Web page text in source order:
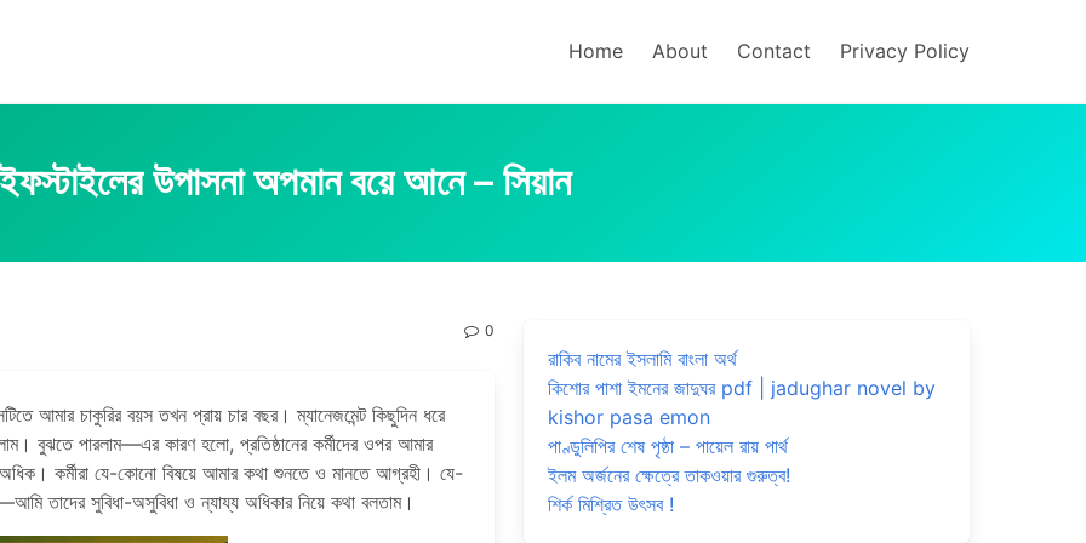
Home About Contact Privacy Policy
উপাসনা অপমান বয়ে আনে – সিয়ান
0
আমার চাকুরির বয়স তখন প্রায় চার বছর। ম্যানেজমেন্ট কিছুদিন ধরে
বুঝতে পারলাম—এর কারণ হলো, প্রতিষ্ঠানের কর্মীদের ওপর আমার
কর্মীরা যে-কোনো বিষয়ে আমার কথা শুনতে ও মানতে আগ্রহী। যে-
তাদের সুবিধা-অসুবিধা ও ন্যায্য অধিকার নিয়ে কথা বলতাম।
রাকিব নামের ইসলামি বাংলা অর্থ
কিশোর পাশা ইমনের জাদুঘর pdf | jadughar novel by
kishor pasa emon
পাণ্ডুলিপির শেষ পৃষ্ঠা – পায়েল রায় পার্থ
ইলম অর্জনের ক্ষেত্রে তাকওয়ার গুরুত্ব!
শির্ক মিশ্রিত উৎসব !